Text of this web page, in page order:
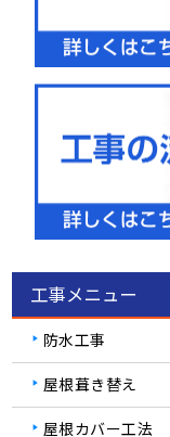
工事メニュー
防水工事
屋根葺き替え
屋根カバー工法